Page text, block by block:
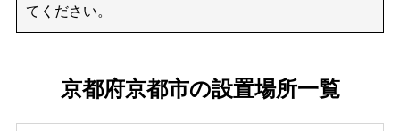
てください。
京都府京都市の設置場所一覧